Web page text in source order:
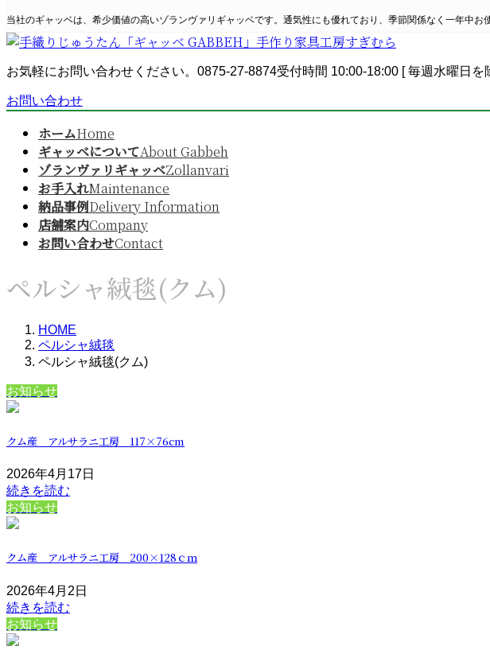
ン
テ
ツ
ス
ビ
ゲ
シ
ン
当社のギャッベは、希少価値の高いゾランヴァリギャッベです。通気性にも優れており、季節関係なく一年中お
お気軽にお問い合わせください。 0875-27-8874受付時間 10:00-18:00 [ 毎週水曜日を
お問い合わせ
ホームHome
ギャッベについてAbout Gabbeh
ゾランヴァリギャッベZollanvari
お手入れMaintenance
納品事例Delivery Information
店舗案内Company
お問い合わせContact
ペルシャ絨毯(クム)
HOME
ペルシャ絨毯
ペルシャ絨毯(クム)
お知らせ
クム産 アルサラニ工房 117×76cm
2026年4月17日
続きを読む
お知らせ
クム産 アルサラニ工房 200×128ｃｍ
2026年4月2日
続きを読む
お知らせ